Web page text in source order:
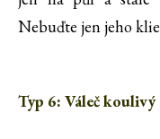
Nebuďte jen jeho
Typ 6: Váleč koulivý